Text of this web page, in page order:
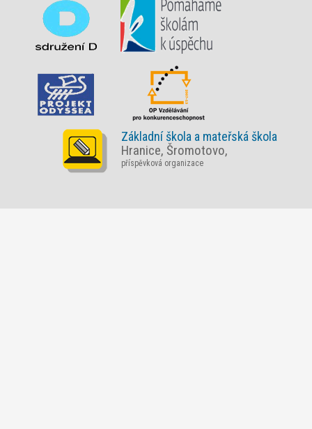
Základní škola a mateřská škola
Hranice, Šromotovo,
příspěvková organizace